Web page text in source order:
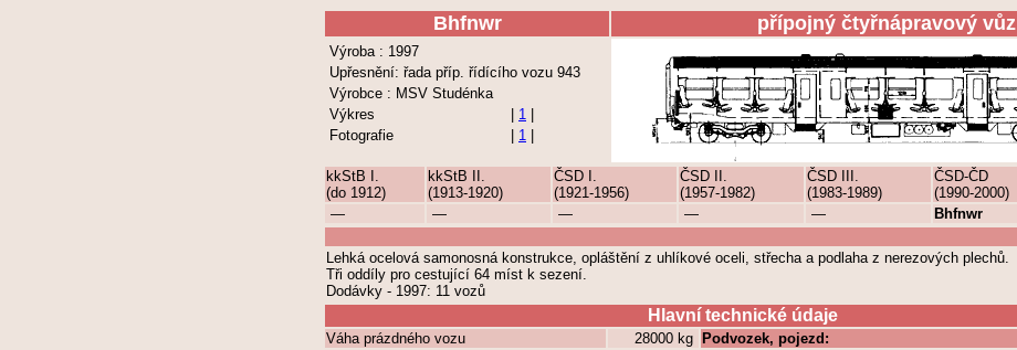
Bhfnwr přípojný čtyřnápravový vůz
Výroba : 1997
Upřesnění: řada příp. řídícího vozu 943
Výrobce : MSV Studénka
Výkres
1
Fotografie
1
kkStB I.
(do 1912)
kkStB II.
(1913-1920)
ČSD I.
(1921-1956)
ČSD II.
(1957-1982)
ČSD III.
(1983-1989)
ČSD-ČD
(1990-2000)
—
— — — — Bhfnwr
Lehká ocelová samonosná konstrukce, opláštění z uhlíkové oceli, střecha a podlaha z nerezových plechů.
Tři oddíly pro cestující 64 míst k sezení.
Dodávky - 1997: 11 vozů
Hlavní technické údaje
Váha prázdného vozu 28000 kg
Podvozek, pojezd: